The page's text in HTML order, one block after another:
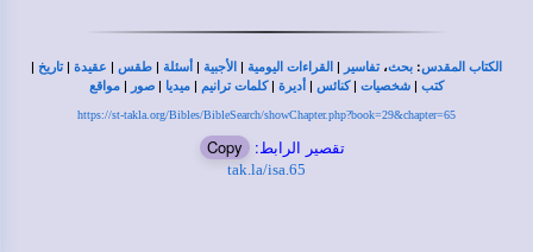
الكتاب المقدس: بحث،تفاسير | القراءات اليومية | الأجبية | أسئلة | طقس | عقيدة |تاريخ |
كتب | شخصيات |كنائس | أديرة |كلمات ترانيم | ميديا | صور | مواقع
https://st-takla.org/Bibles/BibleSearch/showChapter.php?book=29&chapter=65
تقصير الرابط: Copy
tak.la/isa.65